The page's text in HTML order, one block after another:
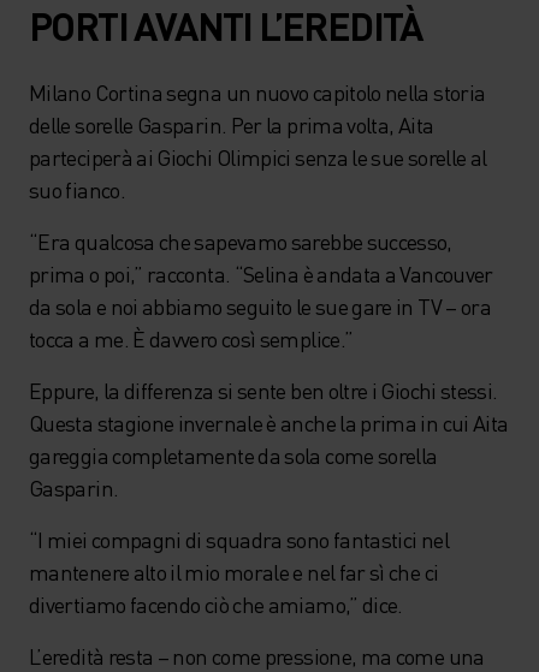
PORTI AVANTI L’EREDITÀ
Milano Cortina segna un nuovo capitolo nella storia
delle sorelle Gasparin. Per la prima volta, Aita
parteciperà ai Giochi Olimpici senza le sue sorelle al
suo fianco.
“Era qualcosa che sapevamo sarebbe successo,
prima o poi,” racconta. “Selina è andata a Vancouver
da sola e noi abbiamo seguito le sue gare in TV – ora
tocca a me. È davvero così semplice.”
Eppure, la differenza si sente ben oltre i Giochi stessi.
Questa stagione invernale è anche la prima in cui Aita
gareggia completamente da sola come sorella
Gasparin.
“I miei compagni di squadra sono fantastici nel
mantenere alto il mio morale e nel far sì che ci
divertiamo facendo ciò che amiamo,” dice.
L’eredità resta – non come pressione, ma come una